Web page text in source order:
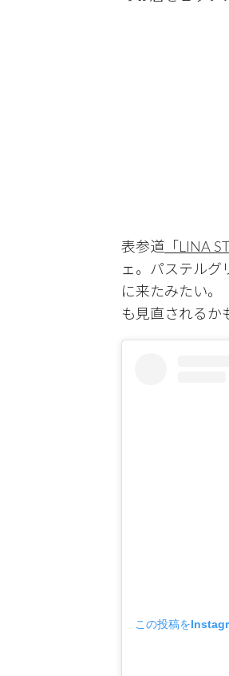
表参道 「LINA
ェ。パステルグ
に来たみたい。
も見直されるか
この投稿を